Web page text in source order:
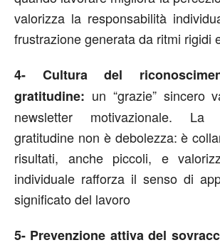
valorizza la responsabilità
frustrazione generata da ritmi rigidi
4- Cultura del
gratitudine: un “grazie” sincero
newsletter motivazionale.
gratitudine non è debolezza: è
risultati, anche piccoli, e
individuale rafforza il senso di
significato del lavoro
5- Prevenzione attiva del